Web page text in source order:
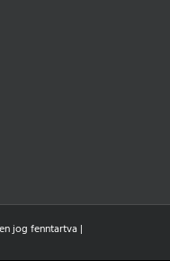
jog fenntartva |